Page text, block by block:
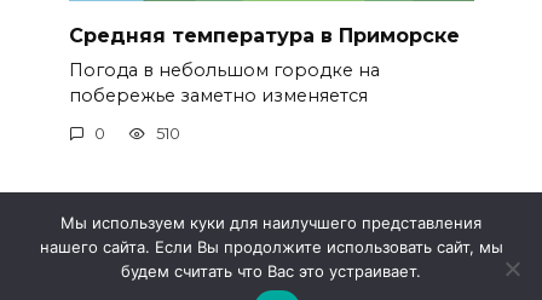
Средняя температура в Приморске
Погода в небольшом городке на
побережье заметно изменяется
0 510
© 2026 Метео 4
Мы используем куки для наилучшего представления
нашего сайта. Если Вы продолжите использовать сайт, мы
будем считать что Вас это устраивает.